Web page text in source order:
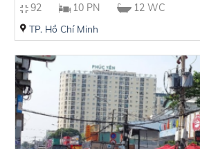
92
10 PN 12 WC
TP. Hồ Chí Minh